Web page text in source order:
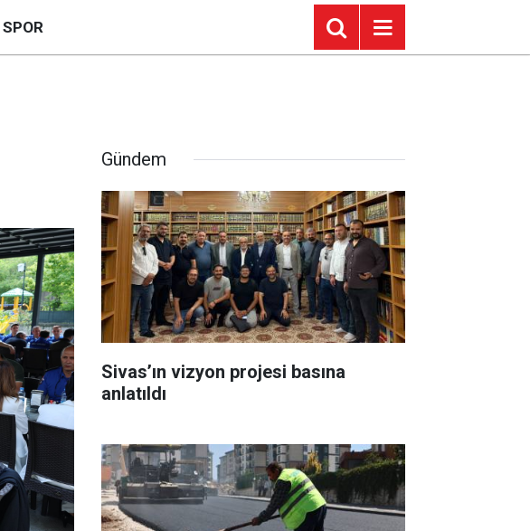
SPOR
Gündem
Sivas’ın vizyon projesi basına
anlatıldı